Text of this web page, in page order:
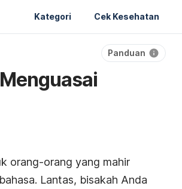
Kategori Cek Kesehatan
Panduan
orang-orang yang mahir
Lantas, bisakah Anda